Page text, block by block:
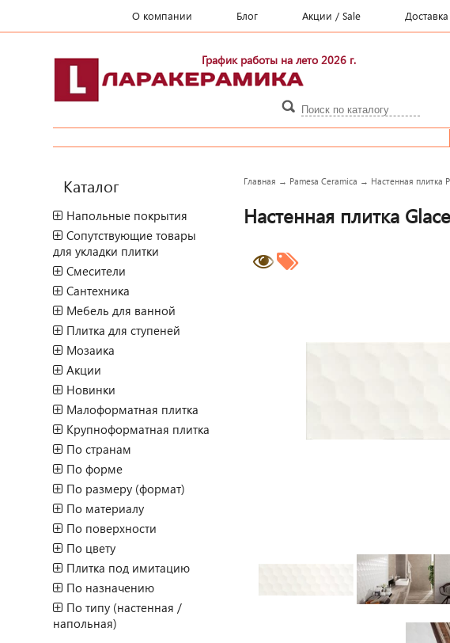
О компании Блог Акции / Sale
График работы на лето 2026 г.
Каталог
Напольные покрытия
Сопутствующие товары
для укладки плитки
Смесители
Сантехника
Мебель для ванной
Плитка для ступеней
Мозаика
Акции
Новинки
Малоформатная плитка
Крупноформатная плитка
По странам
По форме
По размеру (формат)
По материалу
По поверхности
По цвету
Плитка под имитацию
По назначению
По типу (настенная /
напольная)
Главная → Pamesa Ceramica → Настенная плитка
Настенная плитка